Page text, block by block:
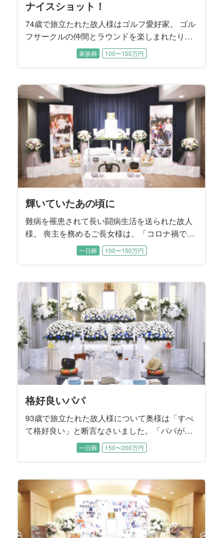
ナイスショット！
74歳で旅立たれた故人様はゴルフ愛好家。 ゴル
フサークルの仲間とラウンドを楽しまれたり、
ゴルフコンペにも数多く参加されました。 プレ
ー後の飲み会ではメンバーと親睦を深められた
駆けつけて下さり、一緒にラウンドした思い出
を振り返りながら故人様を偲ばれました。
家族葬 100〜150万円
輝いていたあの頃に
難病を罹患されて長い闘病生活を送られた故人
様。 喪主を務めるご長女様は、「コロナ禍で家
族もほとんど面会できない日々が続いていた」
とおっしゃいました。 最後のお別れの時間だけ
のお姿だけでなく、元気で輝いていた頃のお母
様の思い出に囲まれたご葬儀にすることを望ま
れました。
一日葬 100〜150万円
格好良いパパ
93歳で旅立たれた故人様について奥様は「すべ
て格好良い」と断言なさいました。「パパが全
部やってくれたから、私は何も出来なく
て……」と肩を落として涙するお母様に、二人
進みました。 読書家で音楽鑑賞がご趣味だった
無口でダンディな故人様を『格好良く送る』こ
とがご葬儀のテーマになりました。
一日葬 150〜200万円